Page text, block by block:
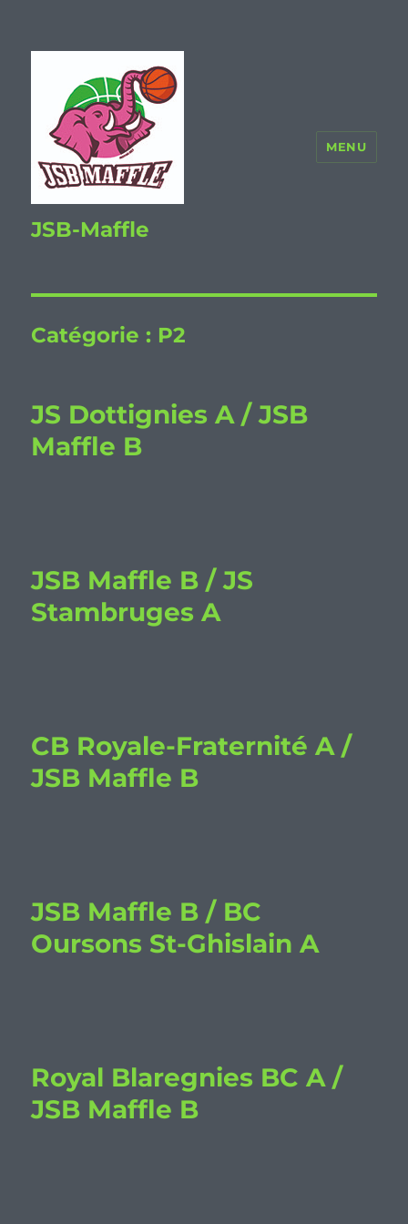
JSB-Maffle
MENU
Catégorie : P2
JS Dottignies A / JSB
Maffle B
JSB Maffle B / JS
Stambruges A
CB Royale-Fraternité A /
JSB Maffle B
JSB Maffle B / BC
Oursons St-Ghislain A
Royal Blaregnies BC A /
JSB Maffle B